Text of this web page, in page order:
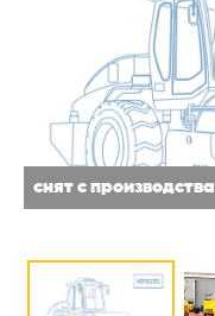
снят с производства